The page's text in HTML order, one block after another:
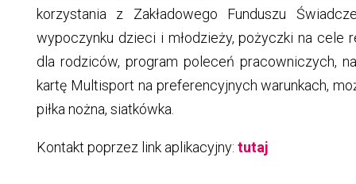
korzystania z Zakładowego Funduszu
wypoczynku dzieci i młodzieży, pożyczki na
dla rodziców, program poleceń pracowniczych,
kartę Multisport na preferencyjnych warunkach,
piłka nożna, siatkówka.
Kontakt poprzez link aplikacyjny: tutaj